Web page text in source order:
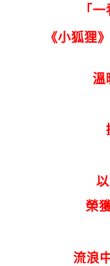
「 一
《小狐狸
溫
榮
流浪